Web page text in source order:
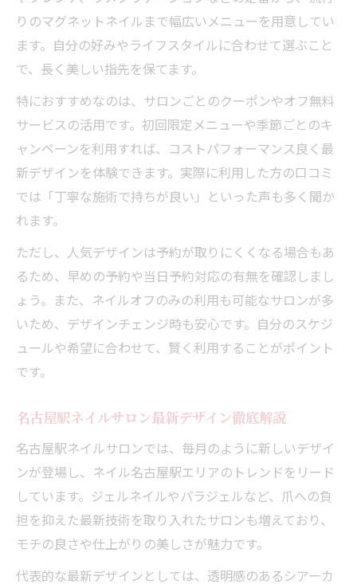
りのマグネットネイルまで幅広いメニューを用意してい
ます。自分の好みやライフスタイルに合わせて選ぶこと
で、長く美しい指先を保てます。
特におすすめなのは、サロンごとのクーポンやオフ無料
サービスの活用です。初回限定メニューや季節ごとのキ
ャンペーンを利用すれば、コストパフォーマンス良く最
新デザインを体験できます。実際に利用した方の口コミ
では「丁寧な施術で持ちが良い」といった声も多く聞か
れます。
ただし、人気デザインは予約が取りにくくなる場合もあ
るため、早めの予約や当日予約対応の有無を確認しまし
ょう。また、ネイルオフのみの利用も可能なサロンが多
いため、デザインチェンジ時も安心です。自分のスケジ
ュールや希望に合わせて、賢く利用することがポイント
です。
名古屋駅ネイルサロン最新デザイン徹底解説
名古屋駅ネイルサロンでは、毎月のように新しいデザイ
ンが登場し、ネイル名古屋駅エリアのトレンドをリード
しています。ジェルネイルやパラジェルなど、爪への負
担を抑えた最新技術を取り入れたサロンも増えており、
モチの良さや仕上がりの美しさが魅力です。
代表的な最新デザインとしては、透明感のあるシアーカ